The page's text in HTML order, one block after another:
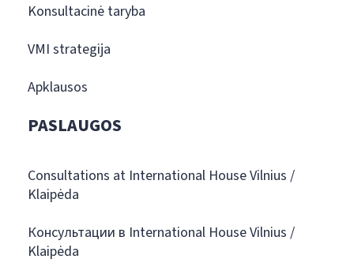
Konsultacinė taryba
VMI strategija
Apklausos
PASLAUGOS
Consultations at International House Vilnius /
Klaipėda
Консультации в International House Vilnius /
Klaipėda